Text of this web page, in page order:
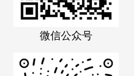
微信公众号